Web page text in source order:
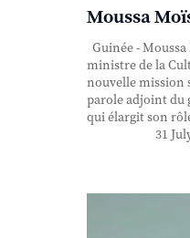
Moussa
Guinée -
ministre de la
nouvelle mission
parole adjoint du
qui élargit son
31